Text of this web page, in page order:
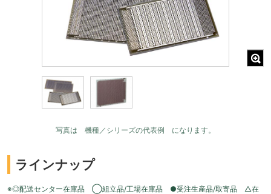
写真は 機種／シリーズの代表例 になります。
ラインナップ
※◎配送センター在庫品 ◯組立品/工場在庫品 ●受注生産品/取寄品 △在